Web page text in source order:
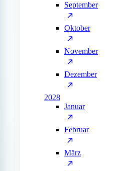
September
Oktober
November
Dezember
2028
Januar
Februar
März